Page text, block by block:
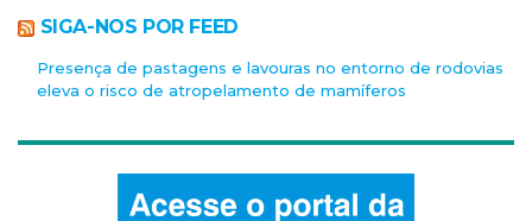
SIGA-NOS POR FEED
Presença de pastagens e lavouras no entorno de rodovias
eleva o risco de atropelamento de mamíferos